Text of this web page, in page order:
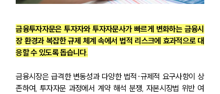
금융투자자문은 투자자와 투자자문사가 빠르게 변화하는 금융시
장 환경과 복잡한 규제 체계 속에서 법적 리스크에 효과적으로 대
응할 수 있도록 돕습니다.
금융시장은 급격한 변동성과 다양한 법적·규제적 요구사항이 상
존하여, 투자자문 과정에서 계약 해석 분쟁, 자본시장법 위반 여